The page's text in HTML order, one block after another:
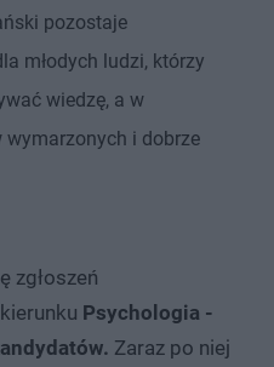
pozostaje
młodych ludzi, którzy
wiedzę, a w
wymarzonych i dobrze
zgłoszeń
Psychologia -
Zaraz po niej